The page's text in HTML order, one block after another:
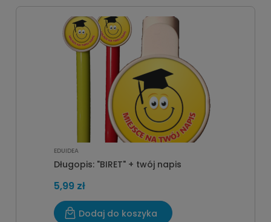
EDUIDEA
Długopis: "BIRET" + twój napis
5,99 zł
Dodaj do koszyka